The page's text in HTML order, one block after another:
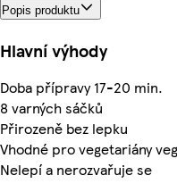
Popis produktu
Hlavní výhody
Doba přípravy 17-20 min.
8 varných sáčků
Přirozeně bez lepku
Vhodné pro vegetariány
Nelepí a nerozvařuje se